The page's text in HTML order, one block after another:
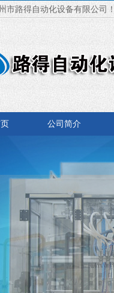
市路得自动化设备有限公司！
公司简介